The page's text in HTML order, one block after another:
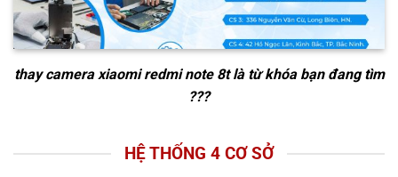
thay camera xiaomi redmi note 8tlà từ khóa bạn đang tìm
???
HỆ THỐNG 4 CƠ SỞ